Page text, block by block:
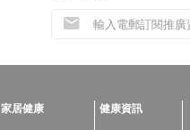
家居健康 健康資訊